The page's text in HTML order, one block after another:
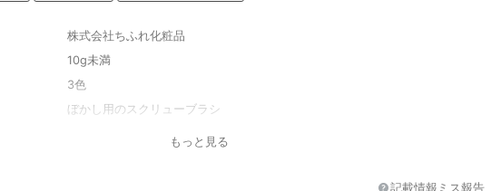
株式会社ちふれ化粧品
10g未満
3色
ぼかし用のスクリューブラシ
もっと見る
記載情報ミス報告